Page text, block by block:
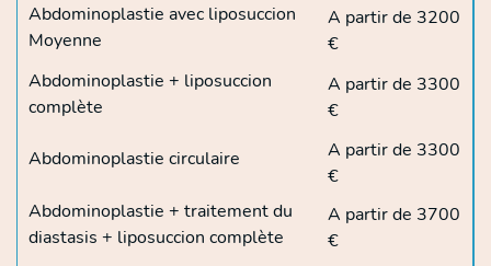
Abdominoplastie avec liposuccion
Moyenne
A partir de 3200
€
Abdominoplastie + liposuccion
complète
A partir de 3300
€
Abdominoplastie circulaire
A partir de 3300
€
Abdominoplastie + traitement du
diastasis + liposuccion complète
A partir de 3700
€